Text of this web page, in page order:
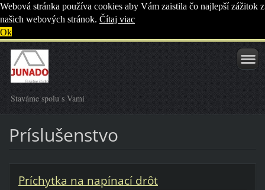
Webová stránka používa cookies aby Vám zaistila čo najlepší zážitok z
našich webových stránok. Čítaj viac
Ok
Staváme spolu s Vami
Príslušenstvo
Príchytka na napínací drôt